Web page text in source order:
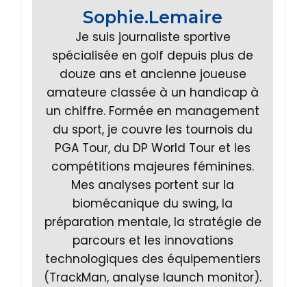
Sophie.Lemaire
Je suis journaliste sportive
spécialisée en golf depuis plus de
douze ans et ancienne joueuse
amateure classée à un handicap à
un chiffre. Formée en management
du sport, je couvre les tournois du
PGA Tour, du DP World Tour et les
compétitions majeures féminines.
Mes analyses portent sur la
biomécanique du swing, la
préparation mentale, la stratégie de
parcours et les innovations
technologiques des équipementiers
(TrackMan, analyse launch monitor).